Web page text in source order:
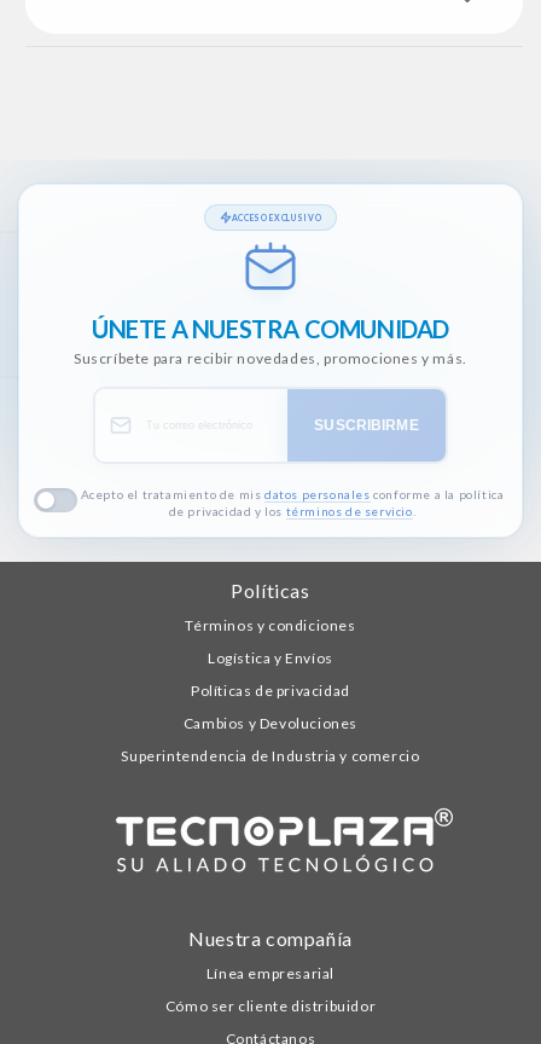
ACCESO EXCLUSIVO
ÚNETE A NUESTRA COMUNIDAD
Suscríbete para recibir novedades, promociones y más.
SUSCRIBIRME
Acepto el tratamiento de mis datos personales conforme a la política
de privacidad y los términos de servicio
Políticas
Términos y condiciones
Logística y Envíos
Políticas de privacidad
Cambios y Devoluciones
Superintendencia de Industria y comercio
Nuestra compañía
Línea empresarial
Cómo ser cliente distribuidor
Contáctanos